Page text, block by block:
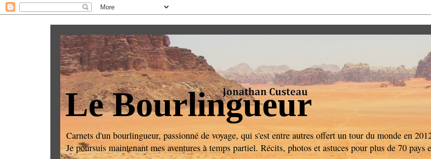
Le Bourlingueur
Carnets d'un bourlingueur, passionné de voyage, qui s'est entre autres offert un tour du monde en
Je poursuis maintenant mes aventures à temps partiel. Récits, photos et astuces pour plus de 70 pays